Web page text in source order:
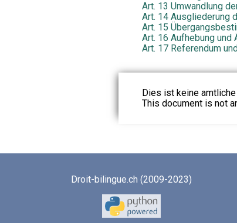
Art. 13 Umwandlung
Art. 14 Ausgliederung
Art. 15
Art. 16 Aufhebung und
Art. 17 Referendum
Dies ist keine
This document is not
Droit-bilingue.ch (2009-2023)